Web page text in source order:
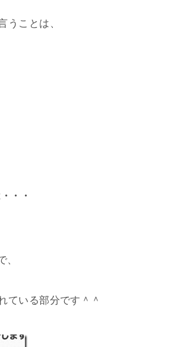
うことは、
・・
、
ている部分です＾＾